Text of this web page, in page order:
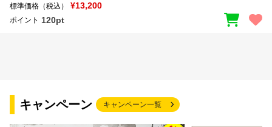
セット or 単体
標準価格（税込） ¥13,200
ポイント 120pt
キャンペーン キャンペーン一覧